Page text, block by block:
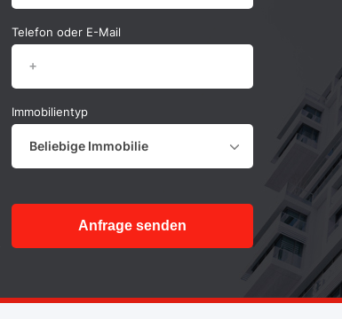
Telefon oder E-Mail
Immobilientyp
Beliebige Immobilie
Anfrage senden